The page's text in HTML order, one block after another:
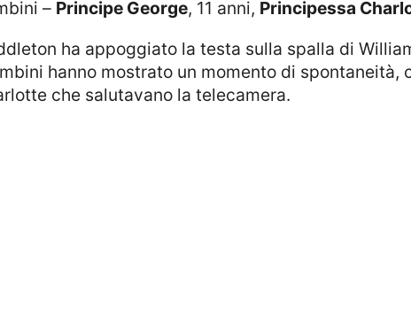
– Principe George, 11 anni, Principessa
hanno mostrato un momento di spontaneità,
che salutavano la telecamera.